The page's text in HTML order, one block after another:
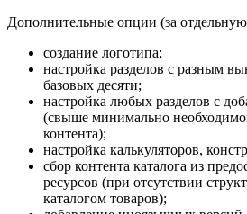
Дополнительные опции (за
создание логотипа;
настройка разделов с разным
базовых десяти;
настройка любых разделов с
(свыше минимально
контента);
настройка калькуляторов,
сбор контента каталога из
ресурсов (при отсутствии
каталогом товаров);